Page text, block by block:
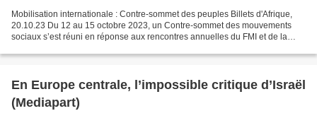
Mobilisation internationale : Contre-sommet des peuples Billets d'Afrique,
20.10.23 Du 12 au 15 octobre 2023, un Contre-sommet des mouvements
sociaux s’est réuni en réponse aux rencontres annuelles du FMI et de la
En Europe centrale, l’impossible critique d’Israël
(Mediapart)